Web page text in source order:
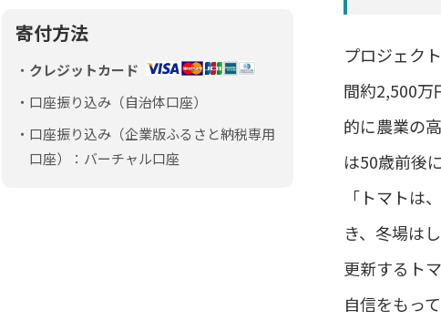
寄付方法
クレジットカード
口座振り込み（自治体口座）
口座振り込み（企業版ふるさと納税専用
口座）：バーチャル口座
プロジェク
間約2,500万
的に農業の
は50歳前後
「トマトは
き、冬場は
更新するト
自信をもっ